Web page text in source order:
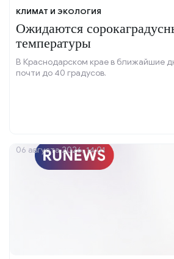
КЛИМАТ И ЭКОЛОГИЯ
Ожидаются
температуры
В Краснодарском крае в ближайшие
почти до 40 градусов.
06 августа 2026, 14:01